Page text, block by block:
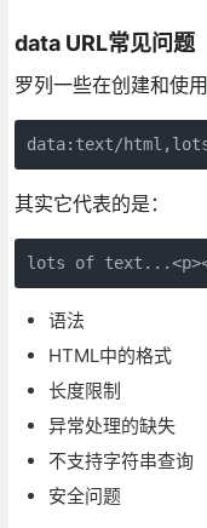
data URL常见问题
罗列一些在创建和使
data:text/html,lots
其实它代表的是：
lots of text...<p><a
语法
HTML中的格式
长度限制
异常处理的缺失
不支持字符串查询
安全问题